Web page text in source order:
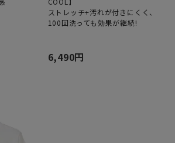
ストレッチ+汚れが付きにくく、
100回洗っても効果が継続!
6,490円